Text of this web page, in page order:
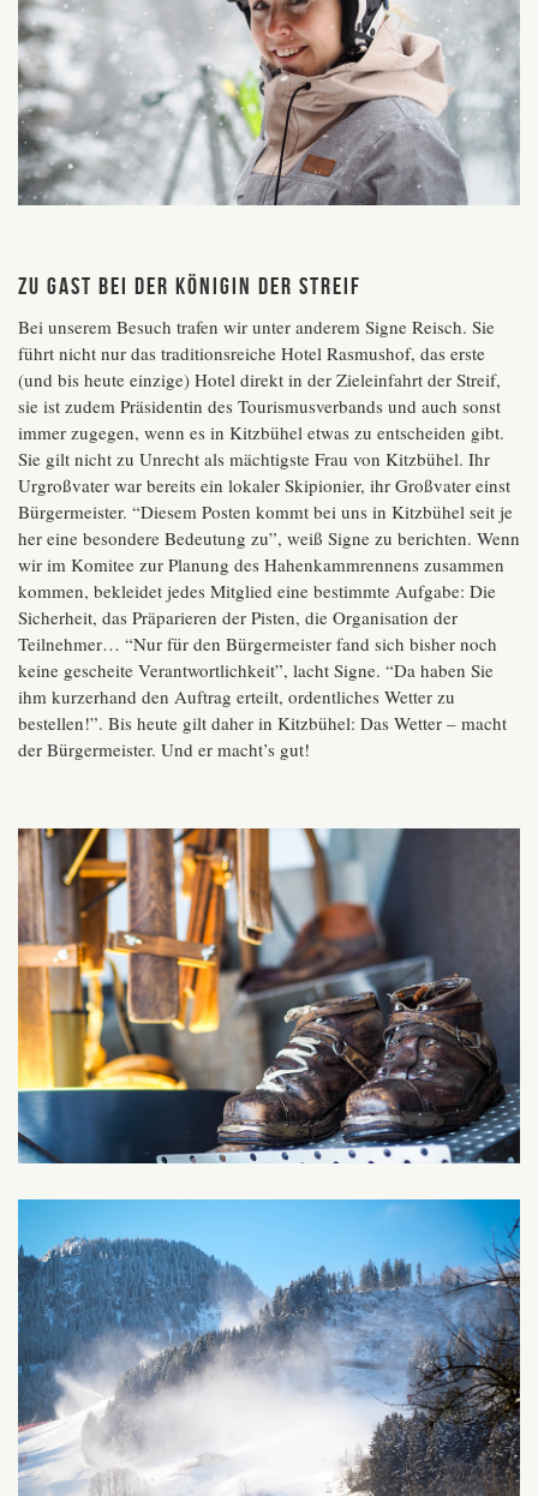
Zu Gast bei der Königin der Streif
Bei unserem Besuch trafen wir unter anderem Signe Reisch. Sie
führt nicht nur das traditionsreiche Hotel Rasmushof, das erste
(und bis heute einzige) Hotel direkt in der Zieleinfahrt der Streif,
sie ist zudem Präsidentin des Tourismusverbands und auch sonst
immer zugegen, wenn es in Kitzbühel etwas zu entscheiden gibt.
Sie gilt nicht zu Unrecht als mächtigste Frau von Kitzbühel. Ihr
Urgroßvater war bereits ein lokaler Skipionier, ihr Großvater einst
Bürgermeister. “Diesem Posten kommt bei uns in Kitzbühel seit je
her eine besondere Bedeutung zu”, weiß Signe zu berichten. Wenn
wir im Komitee zur Planung des Hahenkammrennens zusammen
kommen, bekleidet jedes Mitglied eine bestimmte Aufgabe: Die
Sicherheit, das Präparieren der Pisten, die Organisation der
Teilnehmer… “Nur für den Bürgermeister fand sich bisher noch
keine gescheite Verantwortlichkeit”, lacht Signe. “Da haben Sie
ihm kurzerhand den Auftrag erteilt, ordentliches Wetter zu
bestellen!”. Bis heute gilt daher in Kitzbühel: Das Wetter – macht
der Bürgermeister. Und er macht’s gut!